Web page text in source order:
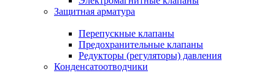
Защитная арматура
Перепускные клапаны
Предохранительные клапаны
Редукторы (регуляторы) давления
Конденсатоотводчики